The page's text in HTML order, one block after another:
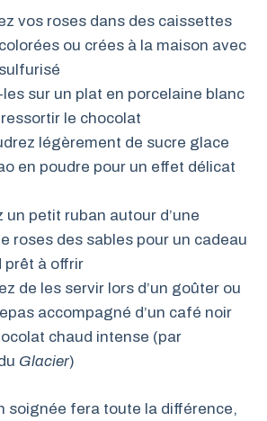
vos roses dans des caissettes
ou crées à la maison avec
les sur un plat en porcelaine blanc
le chocolat
légèrement de sucre glace
en poudre pour un effet délicat
un petit ruban autour d’une
roses des sables pour un cadeau
prêt à offrir
de les servir lors d’un goûter ou
accompagné d’un café noir
chaud intense (par
Glacier)
soignée fera toute la différence,